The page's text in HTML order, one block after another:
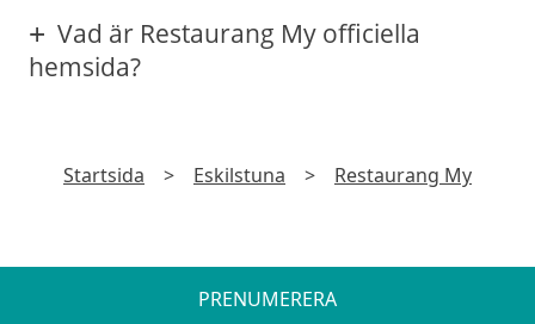
Vad är Restaurang My officiella
hemsida?
Startsida > Eskilstuna > Restaurang My
PRENUMERERA